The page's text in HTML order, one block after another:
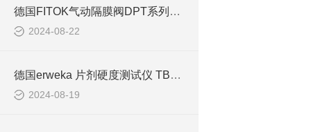
德国FITOK气动隔膜阀DPT系列的产品介绍
2024-08-22
德国erweka 片剂硬度测试仪 TBH125的介绍
2024-08-19